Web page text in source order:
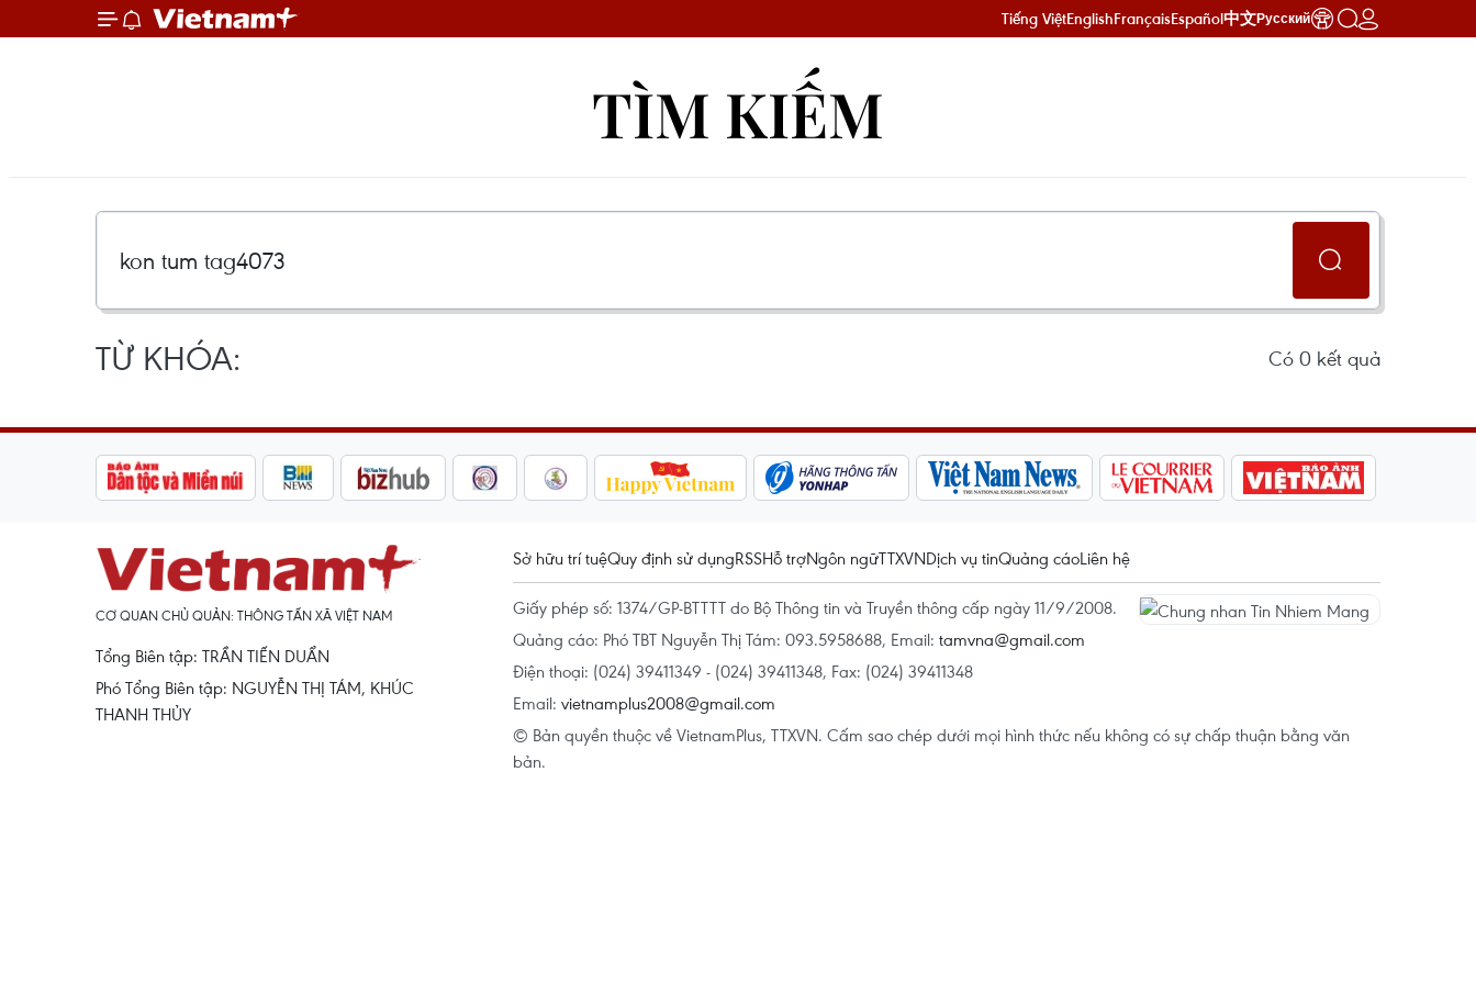
Tiếng ViệtEnglishFrançaisEspañol中文Русский
TÌM KIẾM
TỪ KHÓA: Có 0 kết quả
CƠ QUAN CHỦ QUẢN: THÔNG TẤN XÃ VIỆT NAM
Tổng Biên tập: TRẦN TIẾN DUẨN
Phó Tổng Biên tập: NGUYỄN THỊ TÁM, KHÚC
THANH THỦY
Sở hữu trí tuệQuy định sử dụngRSSHỗ trợNgôn ngữTTXVNDịch vụ tinQuảng cáoLiên hệ
Giấy phép số: 1374/GP-BTTTT do Bộ Thông tin và Truyền thông cấp ngày 11/9/2008.
Quảng cáo: Phó TBT Nguyễn Thị Tám: 093.5958688, Email: tamvna@gmail.com
Điện thoại: (024) 39411349 - (024) 39411348, Fax: (024) 39411348
Email: vietnamplus2008@gmail.com
© Bản quyền thuộc về VietnamPlus, TTXVN. Cấm sao chép dưới mọi hình thức nếu không có sự chấp thuận bằng văn
bản.